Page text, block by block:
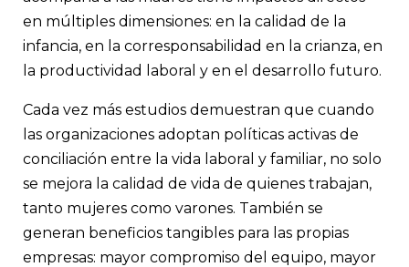
en múltiples dimensiones: en la calidad de la
infancia, en la corresponsabilidad en la crianza, en
la productividad laboral y en el desarrollo futuro.
Cada vez más estudios demuestran que cuando
las organizaciones adoptan políticas activas de
conciliación entre la vida laboral y familiar, no solo
se mejora la calidad de vida de quienes trabajan,
tanto mujeres como varones. También se
generan beneficios tangibles para las propias
empresas: mayor compromiso del equipo, mayor